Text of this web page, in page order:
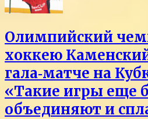
Олимпийский
хоккею
гала‑матче на
«Такие игры еще
объединяют и